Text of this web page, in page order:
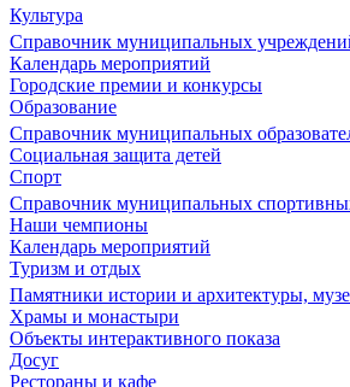
Культура
Справочник муниципальных
Календарь мероприятий
Городские премии и конкурсы
Образование
Справочник муниципальных
Социальная защита детей
Спорт
Справочник муниципальных
Наши чемпионы
Календарь мероприятий
Туризм и отдых
Памятники истории и архитектуры,
Храмы и монастыри
Объекты интерактивного показа
Досуг
Рестораны и кафе